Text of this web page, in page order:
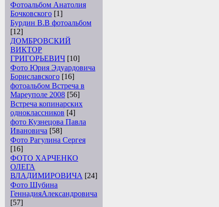
Фотоальбом Анатолия
Бочковского [1]
Бурдин В.В фотоальбом
[12]
ДОМБРОВСКИЙ
ВИКТОР
ГРИГОРЬЕВИЧ [10]
Фото Юрия Эдуардовича
Бориславского [16]
фотоальбом Встреча в
Мареуполе 2008 [56]
Встреча копинарских
одноклассников [4]
фото Кузнецова Павла
Ивановича [58]
Фото Рагулина Сергея
[16]
ФОТО ХАРЧЕНКО
ОЛЕГА
ВЛАДИМИРОВИЧА [24]
Фото Шубина
ГеннадияАлександровича
[57]